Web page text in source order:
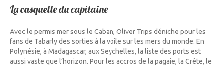
La casquette du capitaine
Avec le permis mer sous le Caban, Oliver Trips déniche pour les
fans de Tabarly des sorties à la voile sur les mers du monde. En
Polynésie, à Madagascar, aux Seychelles, la liste des ports est
aussi vaste que l’horizon. Pour les accros de la pagaie, la Crête, le